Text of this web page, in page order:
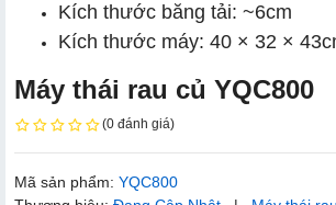
Kích thước băng tải: ~6cm
Kích thước máy: 40 × 32 ×
Máy thái rau củ YQC800
(0 đánh giá)
Mã sản phẩm: YQC800